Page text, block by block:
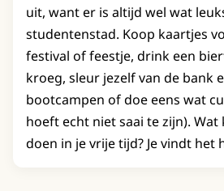
uit, want er is altijd wel wat
studentenstad. Koop kaartjes
festival of feestje, drink een
kroeg, sleur jezelf van de bank
bootcampen of doe eens wat
hoeft echt niet saai te zijn). Wat
doen in je vrije tijd? Je vindt het